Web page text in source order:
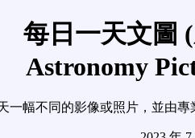
每日一天文圖
Astronomy
一幅不同的影像或照片，並由專